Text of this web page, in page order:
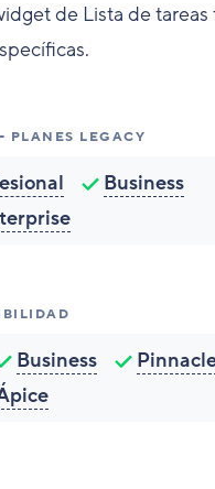
de Lista de tareas
PLANES LEGACY
Business
Business